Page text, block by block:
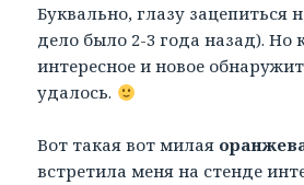
Буквально, глазу зацепиться
дело было 2-3 года назад). Но
интересное и новое
удалось.
Вот такая вот милая
встретила меня на стенде